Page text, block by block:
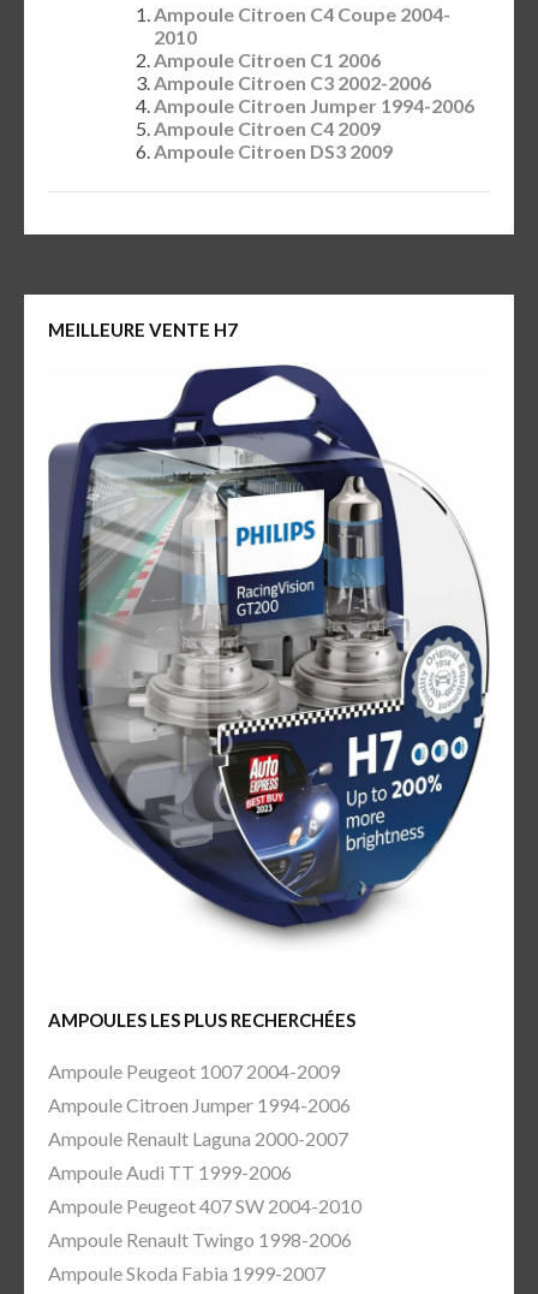
Ampoule Citroen C4 Coupe 2004-
2010
Ampoule Citroen C1 2006
Ampoule Citroen C3 2002-2006
Ampoule Citroen Jumper 1994-2006
Ampoule Citroen C4 2009
Ampoule Citroen DS3 2009
MEILLEURE VENTE H7
AMPOULES LES PLUS RECHERCHÉES
Ampoule Peugeot 1007 2004-2009
Ampoule Citroen Jumper 1994-2006
Ampoule Renault Laguna 2000-2007
Ampoule Audi TT 1999-2006
Ampoule Peugeot 407 SW 2004-2010
Ampoule Renault Twingo 1998-2006
Ampoule Skoda Fabia 1999-2007